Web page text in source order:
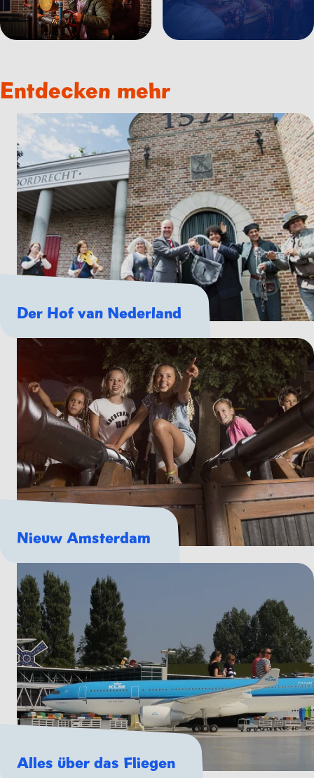
Entdecken mehr
Der Hof van Nederland
Nieuw Amsterdam
Alles über das Fliegen